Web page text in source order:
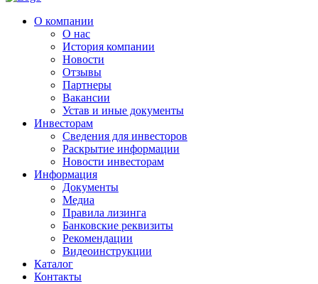
О компании
О нас
История компании
Новости
Отзывы
Партнеры
Вакансии
Устав и иные документы
Инвесторам
Сведения для инвесторов
Раскрытие информации
Новости инвесторам
Информация
Документы
Медиа
Правила лизинга
Банковские реквизиты
Рекомендации
Видеоинструкции
Каталог
Контакты